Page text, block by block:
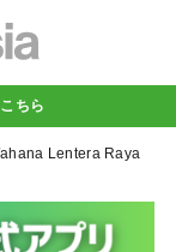
ちら
Lentera Raya